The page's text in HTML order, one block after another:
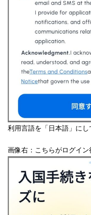
利用言語を「日本語」に
画像右：こちらがログイン